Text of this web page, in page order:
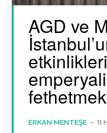
AGD ve
ERKAN MENTEŞE - 11